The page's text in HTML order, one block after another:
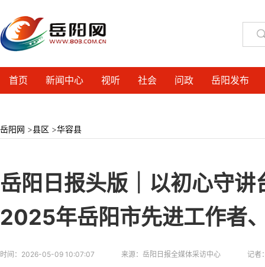
首页 新闻中心 视听 社会 问政 岳阳发布
岳阳网 >县区 >华容县
岳阳日报头版｜以初心守
2025年岳阳市先进工作者
时间： 2026-05-09 10:07:07 来源： 岳阳日报全媒体采访中心 记者